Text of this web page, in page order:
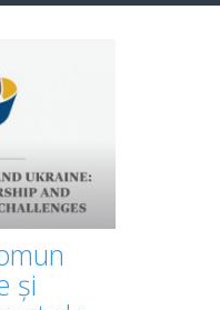
și